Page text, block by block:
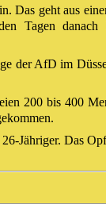
Das geht aus
Tagen
der AfD im
200 bis 400
Jähriger. Das